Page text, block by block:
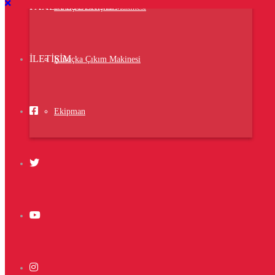
Kuluçka Gelişim Makinesi
Kuluçka Çıkım Makinesi
Ekipman
FAALIYETLERIMIZ
ILETIŞIM
Fabrika
Sanayi Mh.60359 Nolu.Cad.A.Blok No:31
+ 90 5528 5797 17
Şirket:
E-posta:İnfo@vet7.vet
Vet7 Copyright © 2020